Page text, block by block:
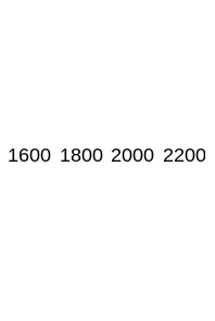
1600 1800 2000 2200